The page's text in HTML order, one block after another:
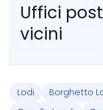
Uffici
vicini
Lodi Borghetto